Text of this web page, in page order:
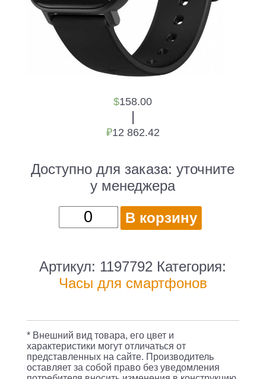
$158.00
|
₽12 862.42
Доступно для заказа:уточните
у менеджера
Количество
товара
часы
Amazfit
AMOLED
черный
В корзину
Артикул: 1197792 Категория:
Часы для смартфонов
* Внешний вид товара, его цвет и
характеристики могут отличаться от
представленных на сайте. Производитель
оставляет за собой право без уведомления